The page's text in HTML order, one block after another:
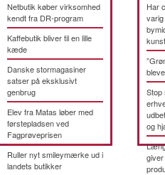
Netbutik køber virksomhed
kendt fra DR-program
Kaffebutik bliver til en lille
kæde
Danske stormagasiner
satser på eksklusivt
genbrug
Elev fra Matas løber med
førstepladsen ved
Fagprøveprisen
Ruller nyt smileymærke ud i
landets butikker
Har
Stop
og